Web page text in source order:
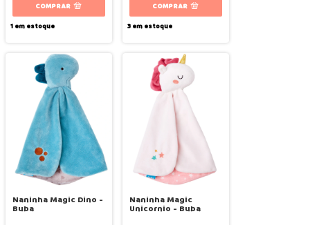
1em estoque 3em estoque
Naninha Magic Dino -
Buba
Naninha Magic
Unicornio - Buba